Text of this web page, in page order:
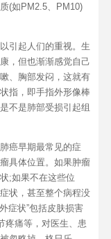
(如PM2.5、PM10)
引起人们的重视。生
，但也渐渐感觉自己
、胸部发闷，这就有
指，即手指外形像棒
不是肺部受损引起组
癌早期最常见的症
具体位置。如果肿瘤
;如果不在这些位
状，甚至整个病程没
症状”包括皮肤损害
疼痛等，对医生、患